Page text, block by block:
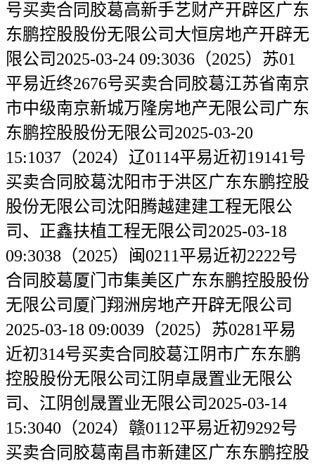
号买卖合同胶葛高新手艺财产开辟区广东
东鹏控股股份无限公司大恒房地产开辟无
限公司2025-03-24 09:3036（2025）苏01
平易近终2676号买卖合同胶葛江苏省南京
市中级南京新城万隆房地产无限公司广东
东鹏控股股份无限公司2025-03-20
15:1037（2024）辽0114平易近初19141号
买卖合同胶葛沈阳市于洪区广东东鹏控股
股份无限公司沈阳腾越建建工程无限公
司、正鑫扶植工程无限公司2025-03-18
09:3038（2025）闽0211平易近初2222号
合同胶葛厦门市集美区广东东鹏控股股份
无限公司厦门翔洲房地产开辟无限公司
2025-03-18 09:0039（2025）苏0281平易
近初314号买卖合同胶葛江阴市广东东鹏
控股股份无限公司江阴卓晟置业无限公
司、江阴创晟置业无限公司2025-03-14
15:3040（2024）赣0112平易近初9292号
买卖合同胶葛南昌市新建区广东东鹏控股